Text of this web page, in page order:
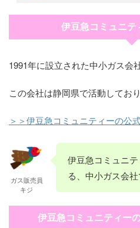
伊豆急コミュニテ
1991年に設立された中小ガス会
この会社は静岡県で活動しており
＞＞伊豆急コミュニティーの公
ガス販売員
キジ
伊豆急コミュニ
る、中小ガス会社
伊豆急コミュニティー